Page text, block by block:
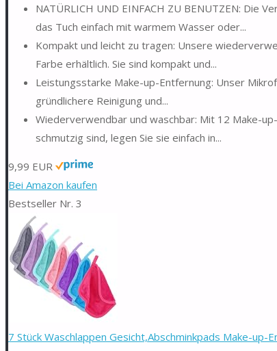
NATÜRLICH UND EINFACH ZU BENUTZEN: Die
das Tuch einfach mit warmem Wasser oder...
Kompakt und leicht zu tragen: Unsere
Farbe erhältlich. Sie sind kompakt und...
Leistungsstarke Make-up-Entfernung: Unser
gründlichere Reinigung und...
Wiederverwendbar und waschbar: Mit 12 Make-
schmutzig sind, legen Sie sie einfach in...
9,99 EUR
Bei Amazon kaufen
Bestseller Nr. 3
7 Stück Waschlappen Gesicht,Abschminkpads Make-up-